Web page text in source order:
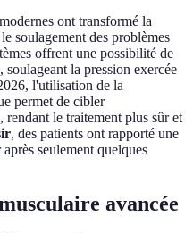
ont transformé la
soulagement des problèmes
offrent une possibilité de
la pression exercée
l'utilisation de la
permet de cibler
rendant le traitement plus sûr et
, des patients ont rapporté une
seulement quelques
avancée